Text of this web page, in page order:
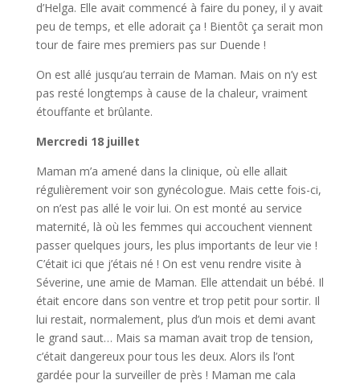
d’Helga. Elle avait commencé à faire du poney, il y avait
peu de temps, et elle adorait ça ! Bientôt ça serait mon
tour de faire mes premiers pas sur Duende !
On est allé jusqu’au terrain de Maman. Mais on n’y est
pas resté longtemps à cause de la chaleur, vraiment
étouffante et brûlante.
Mercredi 18 juillet
Maman m’a amené dans la clinique, où elle allait
régulièrement voir son gynécologue. Mais cette fois-ci,
on n’est pas allé le voir lui. On est monté au service
maternité, là où les femmes qui accouchent viennent
passer quelques jours, les plus importants de leur vie !
C’était ici que j’étais né ! On est venu rendre visite à
Séverine, une amie de Maman. Elle attendait un bébé. Il
était encore dans son ventre et trop petit pour sortir. Il
lui restait, normalement, plus d’un mois et demi avant
le grand saut… Mais sa maman avait trop de tension,
c’était dangereux pour tous les deux. Alors ils l’ont
gardée pour la surveiller de près ! Maman me cala